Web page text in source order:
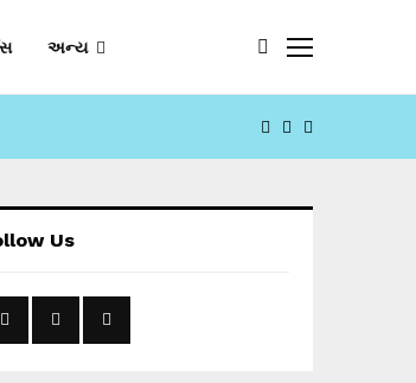
અન્ય
FACEBOOK
YOUTUBE
Us